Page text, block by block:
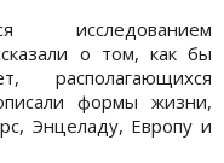
исследованием
о том, как бы
располагающихся
формы жизни,
Энцеладу, Европу и